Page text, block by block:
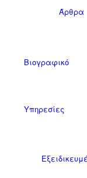
Άρθρα
Βιογραφικό
Υπηρεσίες